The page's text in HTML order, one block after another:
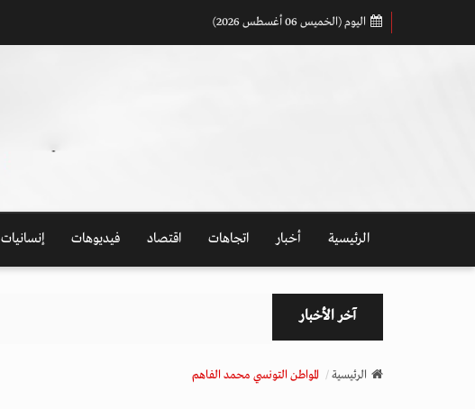
اليوم (الخميس 06 أغسطس 2026)
الرئيسية أخبار اتجاهات اقتصاد فيديوهات إنسانيات
آخر الأخبار
الرئيسية المواطن التونسي محمد الفاهم